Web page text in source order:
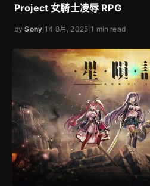
Project 女騎士凌辱 RPG
bySony |14 8月, 2025 |1 min read